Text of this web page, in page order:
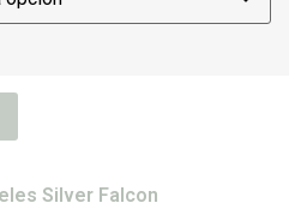
Silver Falcon